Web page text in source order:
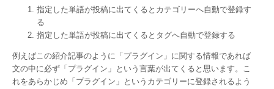
指定した単語が投稿に出てくるとカテゴリーへ自動で登録す
る
指定した単語が投稿に出てくるとタグへ自動で登録する
例えばこの紹介記事のように「プラグイン」に関する情報であれば
文の中に必ず「プラグイン」という言葉が出てくると思います。こ
れをあらかじめ「プラグイン」というカテゴリーに登録されるよう